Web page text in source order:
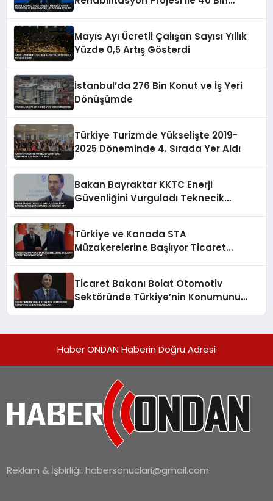
Mayıs Ayı Ücretli Çalışan Sayısı Yıllık
Yüzde 0,5 Artış Gösterdi
İstanbul’da 276 Bin Konut ve İş Yeri
Dönüşümde
Türkiye Turizmde Yükselişte 2019-
2025 Döneminde 4. Sırada Yer Aldı
Bakan Bayraktar KKTC Enerji
Güvenliğini Vurguladı Teknecik
Türkiye ve Kanada STA
Müzakerelerine Başlıyor Ticaret
Ticaret Bakanı Bolat Otomotiv
Sektöründe Türkiye’nin Konumunu
Haber ONDAN Haberin Doğru Adresi
Reklam & İşbirliği:habersonuclari@gmail.com